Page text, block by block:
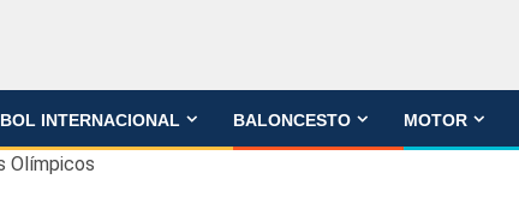
INTERNACIONAL BALONCESTO MOTOR
Olímpicos